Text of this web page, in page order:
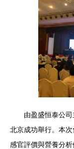
由盈盛恒泰公
北京成功舉行。本
感官評價與營養分